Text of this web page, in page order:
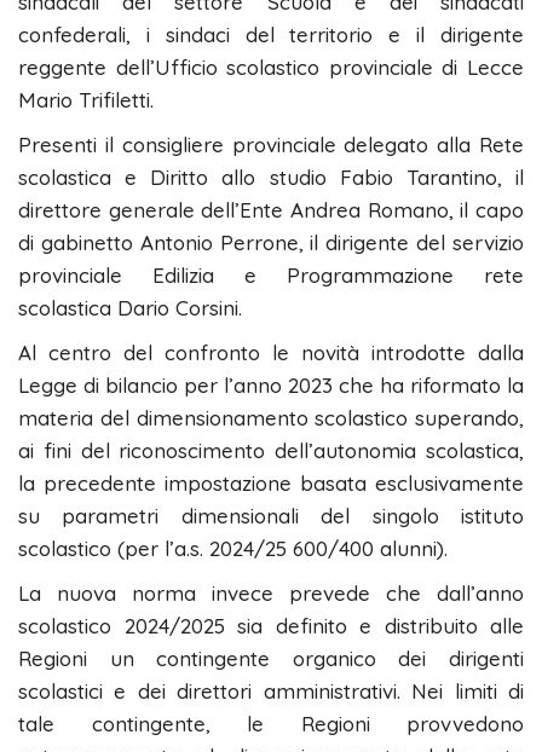
confederali, i sindaci del territorio e il dirigente
reggente dell’Ufficio scolastico provinciale di Lecce
Mario Trifiletti.
Presenti il consigliere provinciale delegato alla Rete
scolastica e Diritto allo studio Fabio Tarantino, il
direttore generale dell’Ente Andrea Romano, il capo
di gabinetto Antonio Perrone, il dirigente del servizio
provinciale Edilizia e Programmazione rete
scolastica Dario Corsini.
Al centro del confronto le novità introdotte dalla
Legge di bilancio per l’anno 2023 che ha riformato la
materia del dimensionamento scolastico superando,
ai fini del riconoscimento dell’autonomia scolastica,
la precedente impostazione basata esclusivamente
su parametri dimensionali del singolo istituto
scolastico (per l’a.s. 2024/25 600/400 alunni).
La nuova norma invece prevede che dall’anno
scolastico 2024/2025 sia definito e distribuito alle
Regioni un contingente organico dei dirigenti
scolastici e dei direttori amministrativi. Nei limiti di
tale contingente, le Regioni provvedono